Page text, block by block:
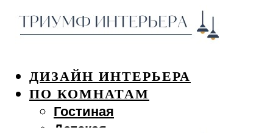
ДИЗАЙН ИНТЕРЬЕРА
ПО КОМНАТАМ
Гостиная
Детская